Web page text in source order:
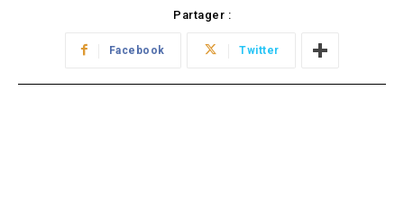
Partager :
Facebook Twitter